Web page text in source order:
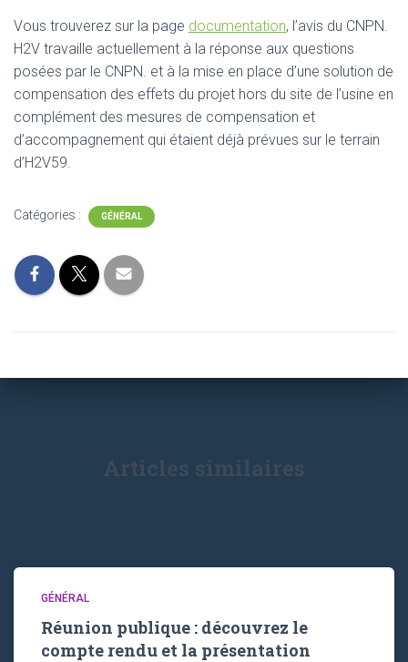
Vous trouverez sur la page documentation, l’avis du CNPN.
H2V travaille actuellement à la réponse aux questions
posées par le CNPN. et à la mise en place d’une solution de
compensation des effets du projet hors du site de l’usine en
complément des mesures de compensation et
d’accompagnement qui étaient déjà prévues sur le terrain
d’H2V59.
Catégories : GÉNÉRAL
Articles similaires
GÉNÉRAL
Réunion publique : découvrez le
compte rendu et la présentation